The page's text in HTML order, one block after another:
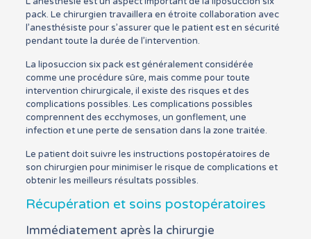
pack. Le chirurgien travaillera en étroite collaboration avec
l’anesthésiste pour s’assurer que le patient est en sécurité
pendant toute la durée de l’intervention.
La liposuccion six pack est généralement considérée
comme une procédure sûre, mais comme pour toute
intervention chirurgicale, il existe des risques et des
complications possibles. Les complications possibles
comprennent des ecchymoses, un gonflement, une
infection et une perte de sensation dans la zone traitée.
Le patient doit suivre les instructions postopératoires de
son chirurgien pour minimiser le risque de complications et
obtenir les meilleurs résultats possibles.
Récupération et soins postopératoires
Immédiatement après la chirurgie